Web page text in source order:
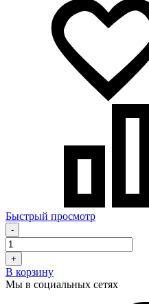
Быстрый просмотр
-
+
В корзину
Мы в социальных сетях